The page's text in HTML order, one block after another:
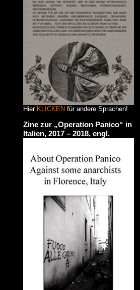
Hier KLICKEN für andere Sprachen!
Zine zur „Operation Panico“ in
Italien, 2017 – 2018, engl.